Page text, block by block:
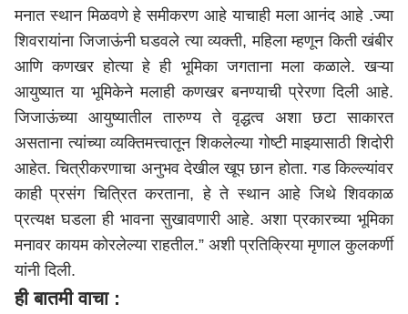
मनात स्थान मिळवणे हे समीकरण आहे याचाही मला आनंद आहे .ज्या
शिवरायांना जिजाऊंनी घडवले त्या व्यक्ती, महिला म्हणून किती खंबीर
आणि कणखर होत्या हे ही भूमिका जगताना मला कळाले. खऱ्या
आयुष्यात या भूमिकेने मलाही कणखर बनण्याची प्रेरणा दिली आहे.
जिजाऊंच्या आयुष्यातील तारुण्य ते वृद्धत्व अशा छटा साकारत
असताना त्यांच्या व्यक्तिमत्त्वातून शिकलेल्या गोष्टी माझ्यासाठी शिदोरी
आहेत. चित्रीकरणाचा अनुभव देखील खूप छान होता. गड किल्ल्यांवर
काही प्रसंग चित्रित करताना, हे ते स्थान आहे जिथे शिवकाळ
प्रत्यक्ष घडला ही भावना सुखावणारी आहे. अशा प्रकारच्या भूमिका
मनावर कायम कोरलेल्या राहतील.” अशी प्रतिक्रिया मृणाल कुलकर्णी
यांनी दिली.
ही बातमी वाचा :